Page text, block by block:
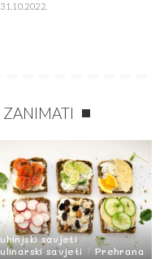
ZANIMATI
savjeti
savjeti
Prehrana